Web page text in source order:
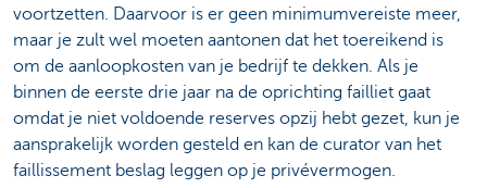
voortzetten. Daarvoor is er geen minimumvereiste meer,
maar je zult wel moeten aantonen dat het toereikend is
om de aanloopkosten van je bedrijf te dekken. Als je
binnen de eerste drie jaar na de oprichting failliet gaat
omdat je niet voldoende reserves opzij hebt gezet, kun je
aansprakelijk worden gesteld en kan de curator van het
faillissement beslag leggen op je privévermogen.